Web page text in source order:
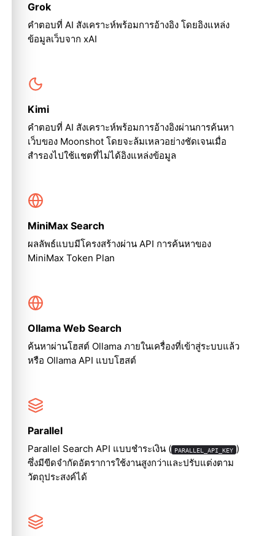
Grok
คำตอบที่ AI สังเคราะห์พร้อมการอ้างอิง โดยอิงแหล่ง
ข้อมูลเว็บจาก xAI
Kimi
คำตอบที่ AI สังเคราะห์พร้อมการอ้างอิงผ่านการค้นหา
เว็บของ Moonshot โดยจะล้มเหลวอย่างชัดเจนเมื่อ
สำรองไปใช้แชตที่ไม่ได้อิงแหล่งข้อมูล
MiniMax Search
ผลลัพธ์แบบมีโครงสร้างผ่าน API การค้นหาของ
MiniMax Token Plan
Ollama Web Search
ค้นหาผ่านโฮสต์ Ollama ภายในเครื่องที่เข้าสู่ระบบแล้ว
หรือ Ollama API แบบโฮสต์
Parallel
Parallel Search API แบบชำระเงิน ( PARALLEL_API_KEY )
ซึ่งมีขีดจำกัดอัตราการใช้งานสูงกว่าและปรับแต่งตาม
วัตถุประสงค์ได้